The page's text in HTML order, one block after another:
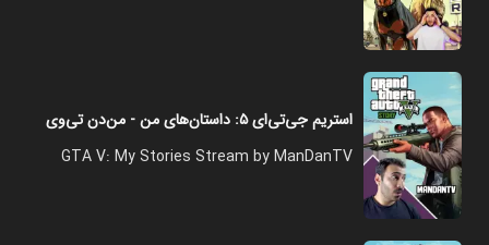
استریم جی‌تی‌ای ۵: داستان‌های من - من‌دن تی‌وی
GTA V: My Stories Stream by ManDanTV